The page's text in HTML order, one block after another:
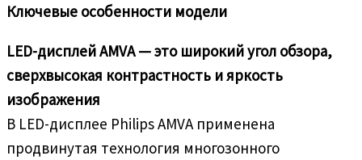
Ключевые особенности модели
LED-дисплей AMVA — это широкий угол обзора,
сверхвысокая контрастность и яркость
изображения
В LED-дисплее Philips AMVA применена
продвинутая технология многозонного